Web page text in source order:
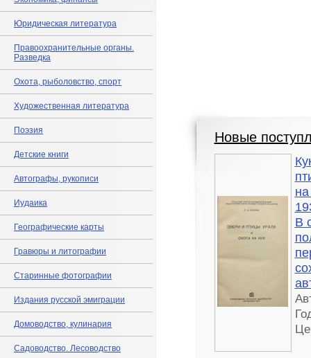
Юридическая литература
Правоохранительные органы.
Разведка
Охота, рыболовство, спорт
Художественная литература
Поэзия
Детские книги
Автографы, рукописи
Иудаика
Географические карты
Гравюры и литографии
Старинные фотографии
Издания русской эмиграции
Домоводство, кулинария
Садоводство. Лесоводство
Новые
В